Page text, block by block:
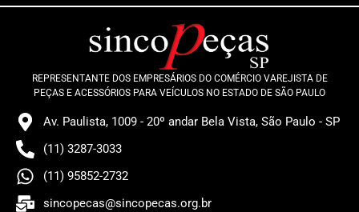
REPRESENTANTE DOS EMPRESÁRIOS DO COMÉRCIO VAREJISTA DE
PEÇAS E ACESSÓRIOS PARA VEÍCULOS NO ESTADO DE SÃO PAULO
Av. Paulista, 1009 - 20º andar Bela Vista, São Paulo - SP
(11) 3287-3033
(11) 95852-2732
sincopecas@sincopecas.org.br